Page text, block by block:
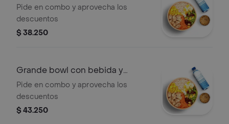
postre
Pide en combo y aprovecha los
descuentos
$ 38.250
Grande bowl con bebida y
postre
Pide en combo y aprovecha los
descuentos
$ 43.250